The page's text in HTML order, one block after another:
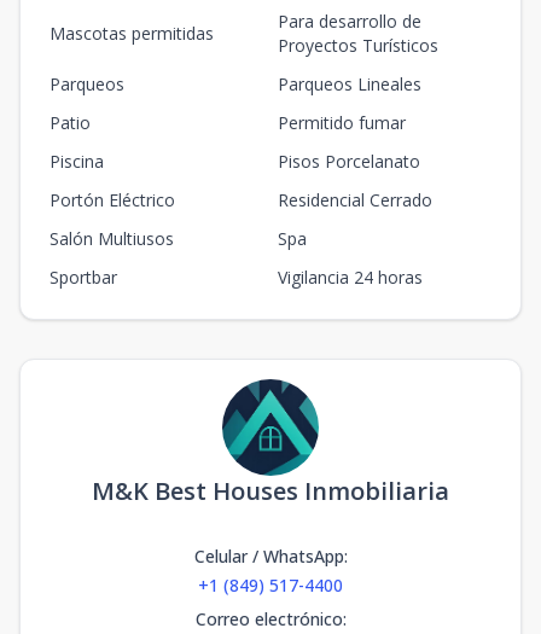
Mascotas permitidas
Para desarrollo de
Proyectos Turísticos
Parqueos
Parqueos Lineales
Patio
Permitido fumar
Piscina
Pisos Porcelanato
Portón Eléctrico
Residencial Cerrado
Salón Multiusos
Spa
Sportbar
Vigilancia 24 horas
M&K Best Houses Inmobiliaria
Celular / WhatsApp:
+1 (849) 517-4400
Correo electrónico: